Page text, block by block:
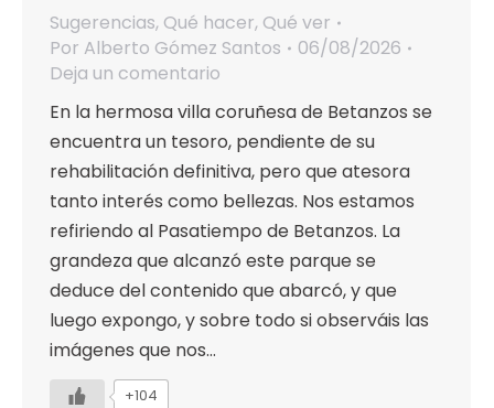
Sugerencias, Qué hacer, Qué ver
Por Alberto Gómez Santos
06/08/2026
Deja un comentario
En la hermosa villa coruñesa de Betanzos se
encuentra un tesoro, pendiente de su
rehabilitación definitiva, pero que atesora
tanto interés como bellezas. Nos estamos
refiriendo al Pasatiempo de Betanzos. La
grandeza que alcanzó este parque se
deduce del contenido que abarcó, y que
luego expongo, y sobre todo si observáis las
imágenes que nos…
+104